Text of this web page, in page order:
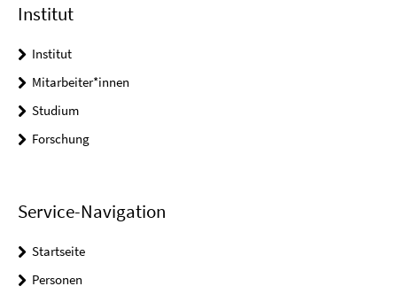
Institut
Institut
Mitarbeiter*innen
Studium
Forschung
Service-Navigation
Startseite
Personen